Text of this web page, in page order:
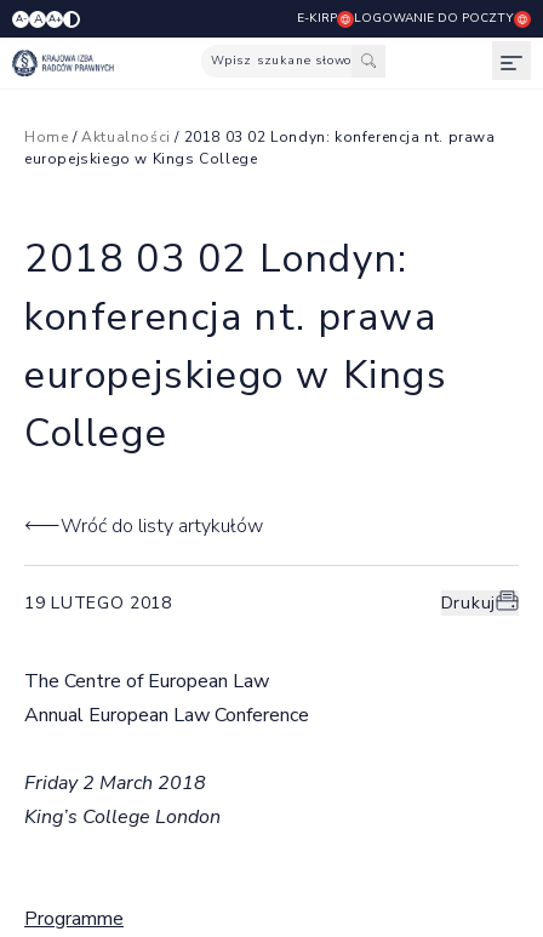
A- A A+ E-KIRP LOGOWANIE DO POCZTY
Wpisz szukane słowo
Home /Aktualności / 2018 03 02 Londyn: konferencja nt. prawa
europejskiego w Kings College
2018 03 02 Londyn:
konferencja nt. prawa
europejskiego w Kings
College
Wróć do listy artykułów
19 LUTEGO 2018 Drukuj
The Centre of European Law
Annual European Law Conference
Friday 2 March 2018
King’s College London
Programme